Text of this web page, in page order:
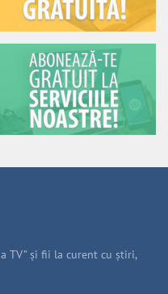
TV” și fii la curent cu știri,